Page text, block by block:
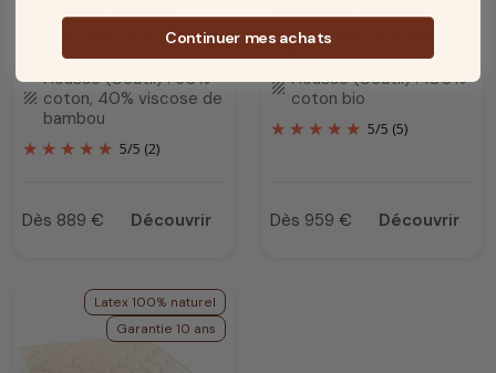
Epaisseur du matelas :
21 cm
texture
Housse (Coutil) : 60%
coton, 40% viscose de
bambou
5/5 (2)
Prix
Dès 889 € Découvrir
height Epaisseur du matelas :
18 cm
texture Housse (Coutil) : 100%
coton bio
5/5 (5)
Prix
Dès 959 € Découvrir
Latex 100% naturel
Garantie 10 ans
Continuer mes achats